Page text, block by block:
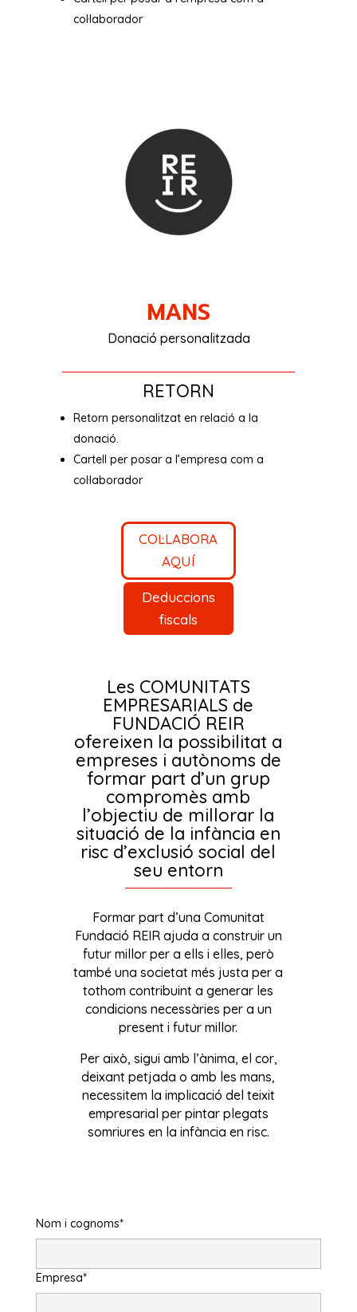
col·laborador
MANS
Donació personalitzada
RETORN
Retorn personalitzat en relació a la
donació.
Cartell per posar a l’empresa com a
col·laborador
COL·LABORA
AQUÍ
Deduccions
fiscals
Les COMUNITATS
EMPRESARIALS de
FUNDACIÓ REIR
ofereixen la possibilitat a
empreses i autònoms de
formar part d’un grup
compromès amb
l’objectiu de millorar la
situació de la infància en
risc d’exclusió social del
seu entorn
Formar part d’una Comunitat
Fundació REIR ajuda a construir un
futur millor per a ells i elles, però
també una societat més justa per a
tothom contribuint a generar les
condicions necessàries per a un
present i futur millor.
Per això, sigui amb l’ànima, el cor,
deixant petjada o amb les mans,
necessitem la implicació del teixit
empresarial per pintar plegats
somriures en la infància en risc.
Nom i cognoms*
Empresa*